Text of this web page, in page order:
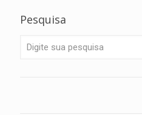
Pesquisa